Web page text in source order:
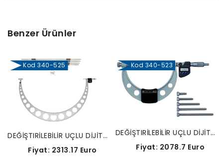
Benzer Ürünler
Kod 340-525
DEĞİŞTIRİLEBİLİR UÇLU DİJİTAL DIŞ ÇAP MİKROMETRELERİ, BİLGİ ÇIKIŞLI-340-525
Fiyat: 2313.17 Euro
Kod 340-523
DEĞİŞTIRİLEBİLİR UÇLU DİJİTAL DIŞ ÇAP MİKROMETRELERİ, BİLGİ ÇIKIŞLI-340-523
Fiyat: 2078.7 Euro